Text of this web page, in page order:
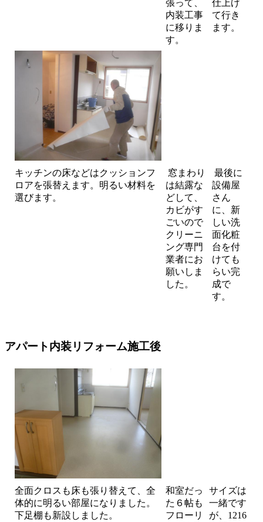
張って、
内装工事
に移りま
す。
仕上げ
て行き
ます。
キッチンの床などはクッションフ
ロアを張替えます。明るい材料を
選びます。
窓まわり
は結露な
どして、
カビがす
ごいので
クリーニ
ング専門
業者にお
願いしま
した。
最後に
設備屋
さん
に、新
しい洗
面化粧
台を付
けても
らい完
成で
す。
アパート内装リフォーム施工後
全面クロスも床も張り替えて、全
体的に明るい部屋になりました。
下足棚も新設しました。
和室だっ
た６帖も
フローリ
サイズは
一緒です
が、1216